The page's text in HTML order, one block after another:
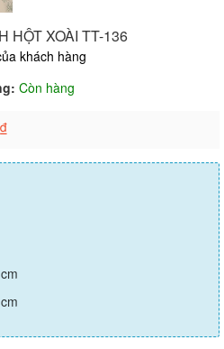
HỘT XOÀI TT-136
khách hàng
Còn hàng
₫